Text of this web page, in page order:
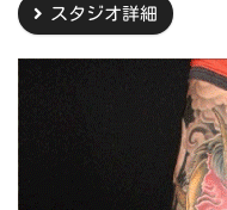
スタジオ詳細